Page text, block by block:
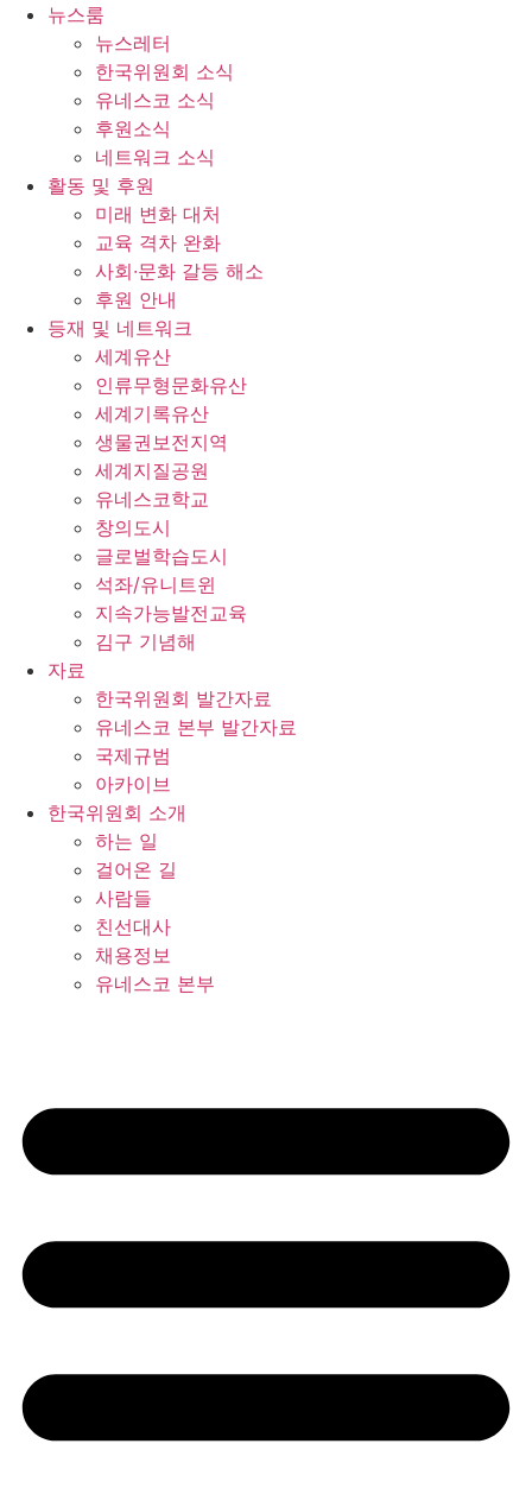
뉴스룸
뉴스레터
한국위원회 소식
유네스코 소식
후원소식
네트워크 소식
활동 및 후원
미래 변화 대처
교육 격차 완화
사회∙문화 갈등 해소
후원 안내
등재 및 네트워크
세계유산
인류무형문화유산
세계기록유산
생물권보전지역
세계지질공원
유네스코학교
창의도시
글로벌학습도시
석좌/유니트윈
지속가능발전교육
김구 기념해
자료
한국위원회 발간자료
유네스코 본부 발간자료
국제규범
아카이브
한국위원회 소개
하는 일
걸어온 길
사람들
친선대사
채용정보
유네스코 본부